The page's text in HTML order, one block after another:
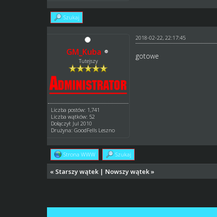
Szukaj
GM_Kuba
Tutejszy
Liczba postów: 1,741
Liczba wątków: 52
Dołączył: Jul 2010
Drużyna: GoodFells Leszno
2018-02-22, 22:17:45
gotowe
Strona WWW Szukaj
« Starszy wątek | Nowszy wątek »